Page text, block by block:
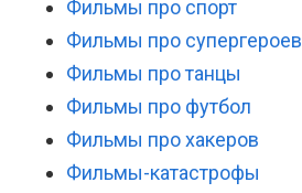
Фильмы про спорт
Фильмы про супергероев
Фильмы про танцы
Фильмы про футбол
Фильмы про хакеров
Фильмы-катастрофы